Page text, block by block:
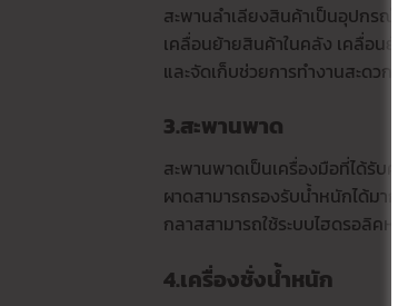
สะพานลำเลียงสินค้าเป็นอุปกรณ์ที่มี
เคลื่อนย้ายสินค้าในคลัง เคลื่อนย้า
และจัดเก็บช่วยการทำงานสะดวก
3.สะพานพาด
สะพานพาดเป็นเครื่องมือที่ได้รับคว
ผาดสามารถรองรับน้ำหนักได้มากถึ
กลาสสามารถใช้ระบบไฮดรอลิคหรื
4.เครื่องชั่งน้ำหนัก